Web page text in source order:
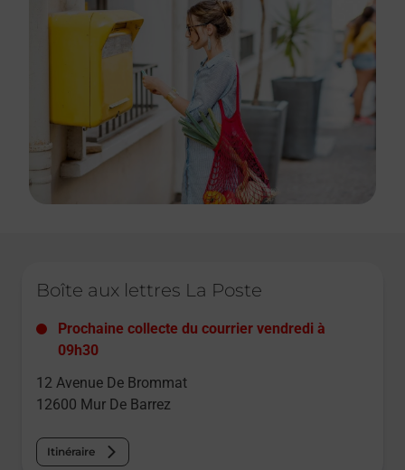
Boîte aux lettres La Poste
Prochaine collecte du courrier vendredi à
09h30
12 Avenue De Brommat
12600 Mur De Barrez
Itinéraire